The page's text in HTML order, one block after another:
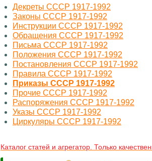
Декреты СССР 1917-1992
Законы СССР 1917-1992
Инструкции СССР 1917-1992
Обращения СССР 1917-1992
Письма СССР 1917-1992
Положения СССР 1917-1992
Постановления СССР 1917-1992
Правила СССР 1917-1992
Приказы СССР 1917-1992
Прочие СССР 1917-1992
Распоряжения СССР 1917-1992
Указы СССР 1917-1992
Циркуляры СССР 1917-1992
Каталог статей и агрегатор. Только